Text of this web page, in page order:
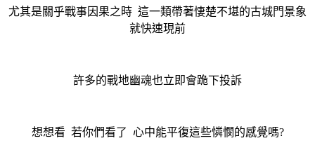
尤其是關乎戰事因果之時 這一類帶著悽楚不堪的古城門景象
就快速現前
許多的戰地幽魂也立即會跪下投訴
想想看 若你們看了 心中能平復這些憐憫的感覺嗎?